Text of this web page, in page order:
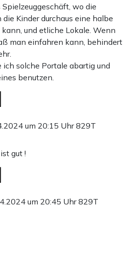
wo die
die Kinder durchaus eine halbe
kann, und etliche Lokale. Wenn
man einfahren kann, behindert
ich solche Portale abartig und
benutzen.
um 20:15 Uhr829T
gut !
um 20:45 Uhr829T